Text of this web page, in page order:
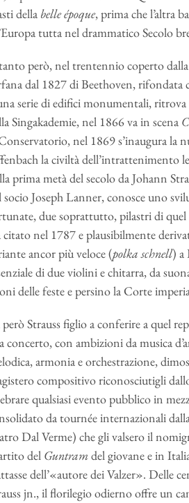
della belle époque, prima che l’altra
tutta nel drammatico Secolo
però, nel trentennio coperto
dal 1827 di Beethoven, rifondata
serie di edifici monumentali,
Singakademie, nel 1866 va in scena
nel 1869 s’inaugura la
la civiltà dell’intrattenimento
prima metà del secolo da Johann
socio Joseph Lanner, conosce uno
due soprattutto, pilastri di
citato nel 1787 e plausibilmente
ancor più veloce (polka schnell) a
di due violini e chitarra, da
delle feste e persino la Corte
però Strauss figlio a conferire a quel
concerto, con ambizioni da musica
armonia e orchestrazione,
compositivo riconosciutigli
qualsiasi evento pubblico in
da tournée internazionali
Dal Verme) che gli valsero il
del Guntramdel giovane e in
dell’«autore dei Valzer». Delle
jn., il florilegio odierno offre un